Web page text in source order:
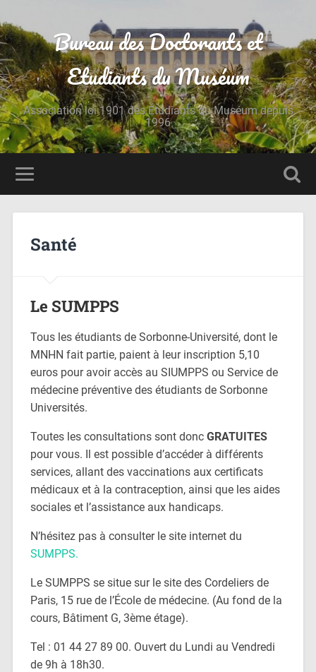
Bureau des Doctorants et
Etudiants du Muséum
Association loi 1901 des Étudiants du Muséum depuis
1996
Santé
Le SUMPPS
Tous les étudiants de Sorbonne-Université, dont le
MNHN fait partie, paient à leur inscription 5,10
euros pour avoir accès au SIUMPPS ou Service de
médecine préventive des étudiants de Sorbonne
Universités.
Toutes les consultations sont donc GRATUITES
pour vous. Il est possible d’accéder à différents
services, allant des vaccinations aux certificats
médicaux et à la contraception, ainsi que les aides
sociales et l’assistance aux handicaps.
N’hésitez pas à consulter le site internet du
SUMPPS.
Le SUMPPS se situe sur le site des Cordeliers de
Paris, 15 rue de l’École de médecine. (Au fond de la
cours, Bâtiment G, 3ème étage).
Tel : 01 44 27 89 00. Ouvert du Lundi au Vendredi
de 9h à 18h30.